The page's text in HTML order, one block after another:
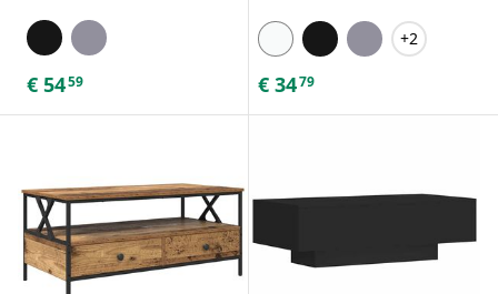
€ 5459
+2
€ 3479